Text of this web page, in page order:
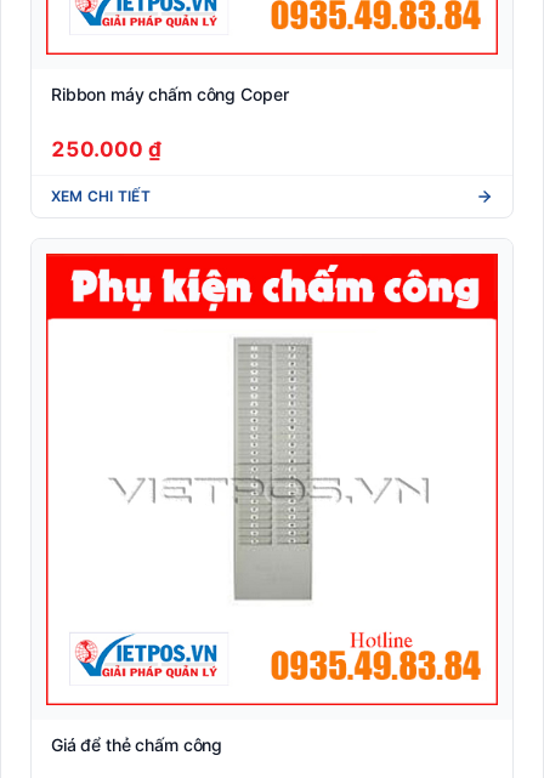
Ribbon máy chấm công Coper
250.000 ₫
XEM CHI TIẾT
Giá để thẻ chấm công